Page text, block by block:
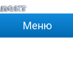
Меню